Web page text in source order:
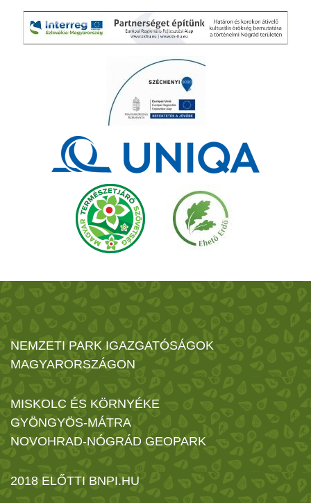
NEMZETI PARK IGAZGATÓSÁGOK
MAGYARORSZÁGON
MISKOLC ÉS KÖRNYÉKE
GYÖNGYÖS-MÁTRA
NOVOHRAD-NÓGRÁD GEOPARK
2018 ELŐTTI BNPI.HU